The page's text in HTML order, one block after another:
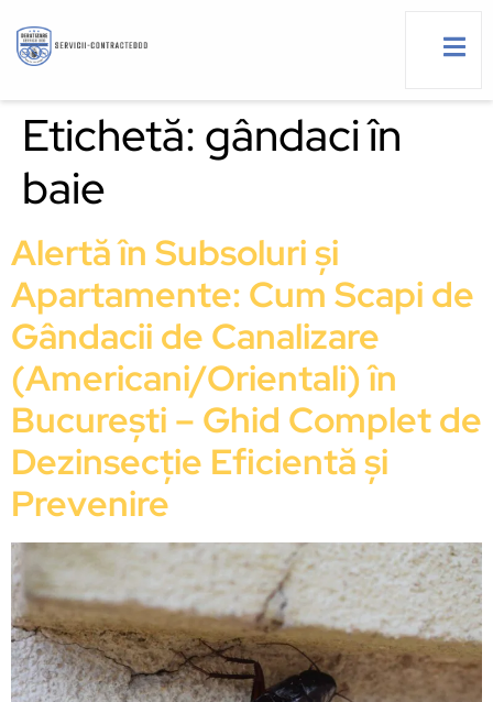
Etichetă: gândaci în
baie
Alertă în Subsoluri și
Apartamente: Cum Scapi de
Gândacii de Canalizare
(Americani/Orientali) în
București – Ghid Complet de
Dezinsecție Eficientă și
Prevenire